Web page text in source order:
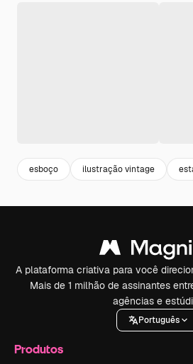
esboço ilustração vintage
A plataforma criativa para você
Mais de 1 milhão de assinantes
agências e
Português
Produtos